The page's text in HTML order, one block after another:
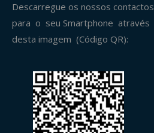
Descarregue os nossos contactos
para o seu Smartphone através
desta imagem (Código QR):